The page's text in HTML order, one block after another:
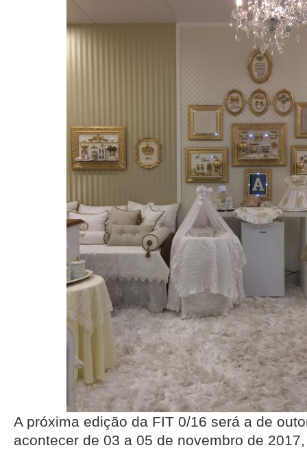
A próxima edição da FIT 0/16 será a de
acontecer de 03 a 05 de novembro de